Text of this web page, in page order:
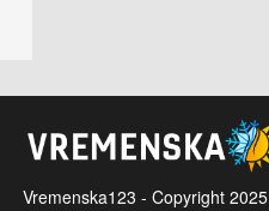
Vremenska123 - Copyright 2025